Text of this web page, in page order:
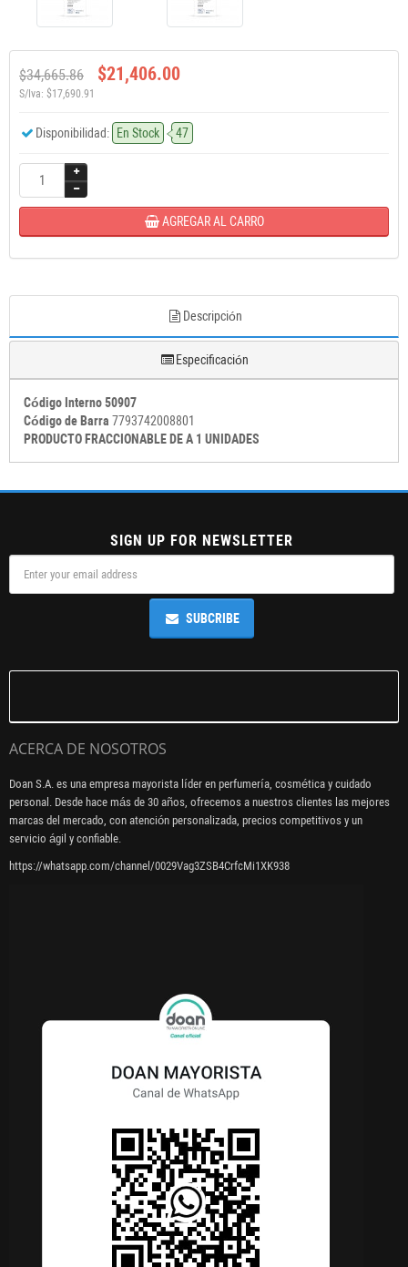
$34,665.86 $21,406.00
S/Iva: $17,690.91
Disponibilidad: En Stock 47
AGREGAR AL CARRO
Descripción
Especificación
Código Interno 50907
Código de Barra 7793742008801
PRODUCTO FRACCIONABLE DE A 1 UNIDADES
SIGN UP FOR NEWSLETTER
SUBCRIBE
ACERCA DE NOSOTROS
Doan S.A. es una empresa mayorista líder en perfumería, cosmética y cuidado
personal. Desde hace más de 30 años, ofrecemos a nuestros clientes las mejores
marcas del mercado, con atención personalizada, precios competitivos y un
servicio ágil y confiable.
https://whatsapp.com/channel/0029Vag3ZSB4CrfcMi1XK938